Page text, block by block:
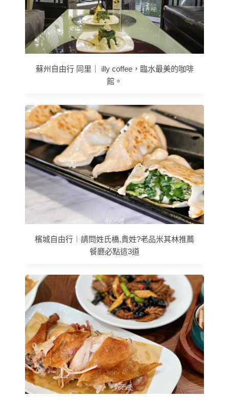
蘇州自由行 同里｜ illy coffee，臨水最美的咖啡
館。
檳城自由行︱請問姓氏橋,貴姓?老品米其林推薦
餐廳必點這3道